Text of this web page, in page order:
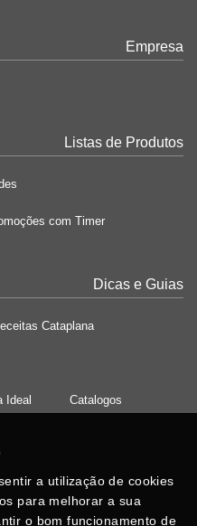
Empresa
Listas de Produtos
com Timer
Dicas e Guias
Cataplana
Ideal Catalogos
a utilização de cookies
para melhorar a sua
o bom funcionamento de